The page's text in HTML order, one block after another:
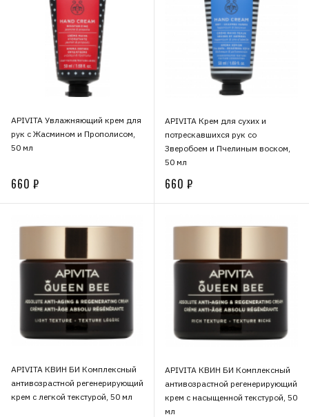
APIVITA Увлажняющий крем для
рук с Жасмином и Прополисом,
50 мл
660 ₽
APIVITA Крем для сухих и
потрескавшихся рук со
Зверобоем и Пчелиным воском,
50 мл
660 ₽
APIVITA КВИН БИ Комплексный
антивозрастной регенерирующий
крем с легкой текстурой, 50 мл
APIVITA КВИН БИ Комплексный
антивозрастной регенерирующий
крем с насыщенной текстурой, 50
мл